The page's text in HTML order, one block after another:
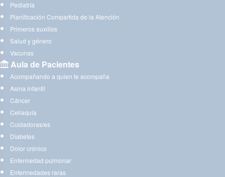
Pediatría
Planificación Compartida de la Atención
Primeros auxilios
Salud y género
Vacunas
Aula de Pacientes
Acompañando a quien te acompaña
Asma infantil
Cáncer
Celiaquía
Cuidadoras/es
Diabetes
Dolor crónico
Enfermedad pulmonar
Enfermedades raras